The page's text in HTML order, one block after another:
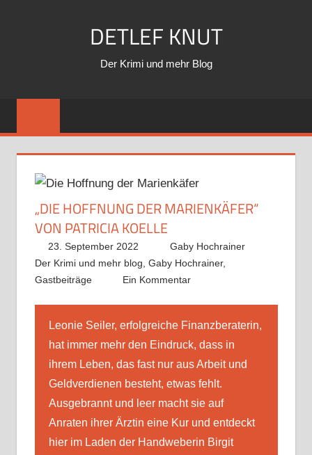
DETLEF KNUT
Der Krimi und mehr Blog
„DIE HOFFNUNG DER MARIENKÄFER“
VON PATRICIA KOELLE
23. September 2022
Gaby Hochrainer
Der Krimi und mehr blog, Gaby Hochrainer,
Gastbeiträge
Ein Kommentar
Leonie Seiler, erfolgreiche Finanzberaterin,
hat immer mehr den Eindruck, dass in
ihrem Leben, das fast nur aus Arbeit und
Geldverdienen besteht, etwas fehlt.
Ausgebrannt und leer macht sie auf
Anraten ihrer Ärztin eine Kur und entdeckt
hier im Laden der Handweberin Birgit